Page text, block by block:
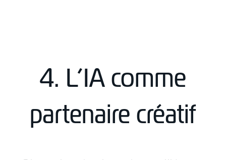
4. L’IA comme
partenaire créatif